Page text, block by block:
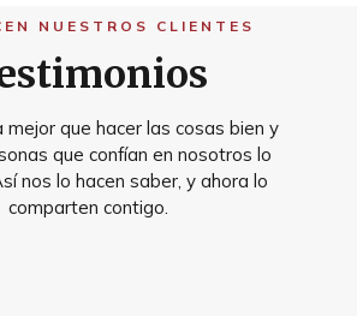
NUESTROS CLIENTES
mejor que hacer las cosas bien y
que confían en nosotros lo
nos lo hacen saber, y ahora lo
comparten contigo.